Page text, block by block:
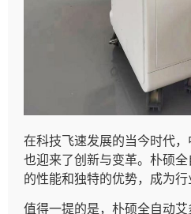
在科技飞速发展的当今时代
也迎来了创新与变革。朴硕
的性能和独特的优势，成为行
值得一提的是，朴硕全自动